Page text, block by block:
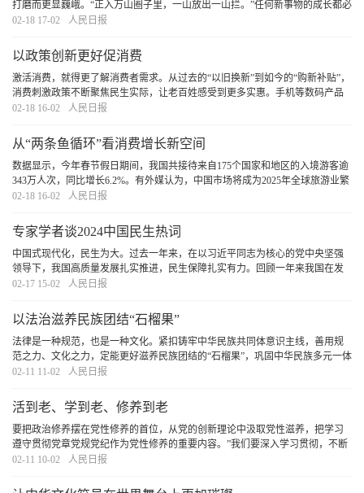
打磨而更显巍峨。“正入万山圈子里，一山放出一山拦。”任何新事物的成长都必
然经历艰难曲折，只要始终保持迎难而上、奋勇拼搏，逢山开路、遇水架桥的
02-18 17-02 人民日报
以政策创新更好促消费
激活消费，就得更了解消费者需求。从过去的“以旧换新”到如今的“购新补贴”，
消费刺激政策不断聚焦民生实际，让老百姓感受到更多实惠。手机等数码产品
普及广、单价高、更新快，是信息时代家家户户的必需品。新政策不以“交旧”为
02-18 16-02 人民日报
从“两条鱼循环”看消费增长新空间
数据显示，今年春节假日期间，我国共接待来自175个国家和地区的入境游客逾
343万人次，同比增长6.2%。有外媒认为，中国市场将成为2025年全球旅游业繁
荣的标志性开端。一个更开放的中国张开双臂拥抱世界。不断实现更高质量的
02-18 16-02 人民日报
专家学者谈2024中国民生热词
中国式现代化，民生为大。过去一年来，在以习近平同志为核心的党中央坚强
领导下，我国高质量发展扎实推进，民生保障扎实有力。回顾一年来我国在发
展中保障和改善民生的生动实践，诸多热词映入眼帘。它们不仅与百姓生活息
02-17 15-02 人民日报
以法治滋养民族团结“石榴果”
法律是一种规范，也是一种文化。紧扣铸牢中华民族共同体意识主线，善用规
范之力、文化之力，定能更好滋养民族团结的“石榴果”，巩固中华民族多元一体
格局，促进各民族共同实现社会主义现代化。
02-11 11-02 人民日报
活到老、学到老、修养到老
要把政治修养摆在党性修养的首位，从党的创新理论中汲取党性滋养，把学习
遵守贯彻党章党规党纪作为党性修养的重要内容。”我们要深入学习贯彻，不断
内化于心、外化于行、转化于效，保持干事创业的精气神，在以中国式现代化
02-11 10-02 人民日报